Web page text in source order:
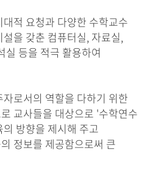
적 요청과 다양한 수학교수
을 갖춘 컴퓨터실, 자료실,
실 등을 적극 활용하여
로서의 역할을 다하기 위한
교사들을 대상으로 '수학연수
방향을 제시해 주고
정보를 제공함으로써 큰